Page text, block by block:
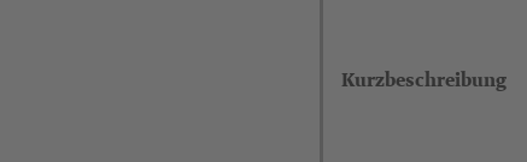
Kurzbeschreibung